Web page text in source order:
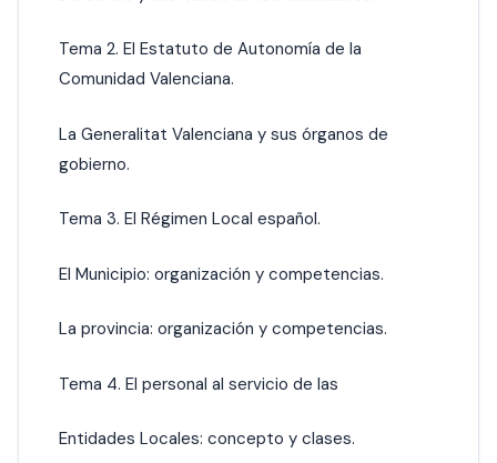
Tema 2. El Estatuto de Autonomía de la
Comunidad Valenciana.
La Generalitat Valenciana y sus órganos de
gobierno.
Tema 3. El Régimen Local español.
El Municipio: organización y competencias.
La provincia: organización y competencias.
Tema 4. El personal al servicio de las
Entidades Locales: concepto y clases.